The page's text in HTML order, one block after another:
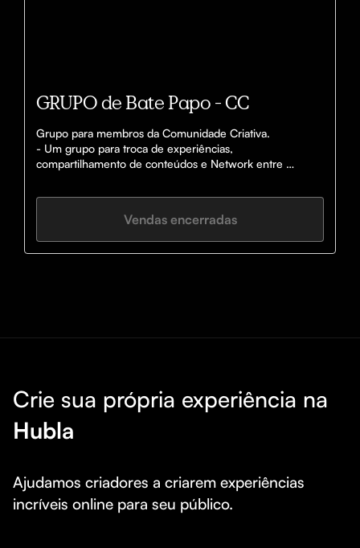
GRUPO de Bate Papo - CC
Grupo para membros da Comunidade Criativa.
- Um grupo para troca de experiências,
compartilhamento de conteúdos e Network entre
sugestoes: 👉🏻 https://bit.ly/formulariocriativa
Vendas encerradas
Crie sua própria experiência na
Hubla
Ajudamos criadores a criarem experiências
incríveis online para seu público.